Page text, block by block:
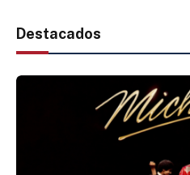
Destacados